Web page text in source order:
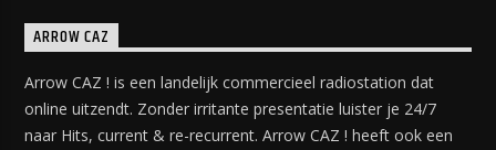
ARROW CAZ
Arrow CAZ ! is een landelijk commercieel radiostation dat
online uitzendt. Zonder irritante presentatie luister je 24/7
naar Hits, current & re-recurrent. Arrow CAZ ! heeft ook een